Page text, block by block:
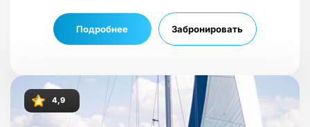
Подробнее Забронировать
4,9